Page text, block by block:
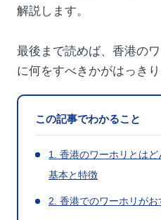
解説します。
最後まで読めば、香港の
に何をすべきかがはっき
この記事でわかること
1. 香港のワーホリとは
基本と特徴
2. 香港でのワーホリがお